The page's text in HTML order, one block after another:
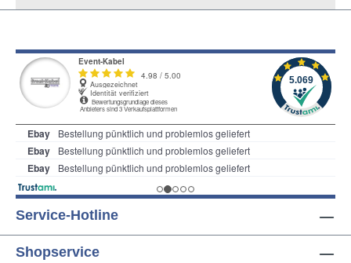
Service-Hotline
Shopservice